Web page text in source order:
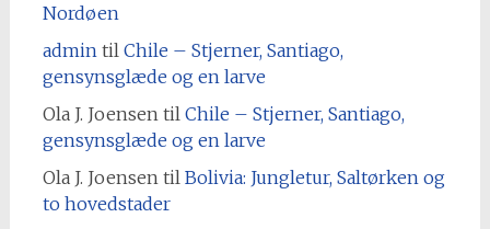
Nordøen
admintil Chile – Stjerner, Santiago,
gensynsglæde og en larve
Ola J. Joensentil Chile – Stjerner, Santiago,
gensynsglæde og en larve
Ola J. Joensentil Bolivia: Jungletur, Saltørken og
to hovedstader